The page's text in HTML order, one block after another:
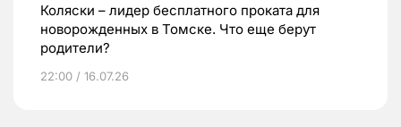
Коляски – лидер бесплатного проката для
новорожденных в Томске. Что еще берут
родители?
22:00 / 16.07.26